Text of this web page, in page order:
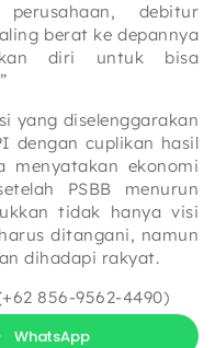
perusahaan, debitur
berat ke depannya
diri untuk bisa
yang diselenggarakan
dengan cuplikan hasil
menyatakan ekonomi
PSBB menurun
tidak hanya visi
ditangani, namun
dihadapi rakyat.
856-9562-4490)
WhatsApp